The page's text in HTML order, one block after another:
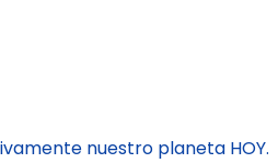
nuestro planeta HOY.